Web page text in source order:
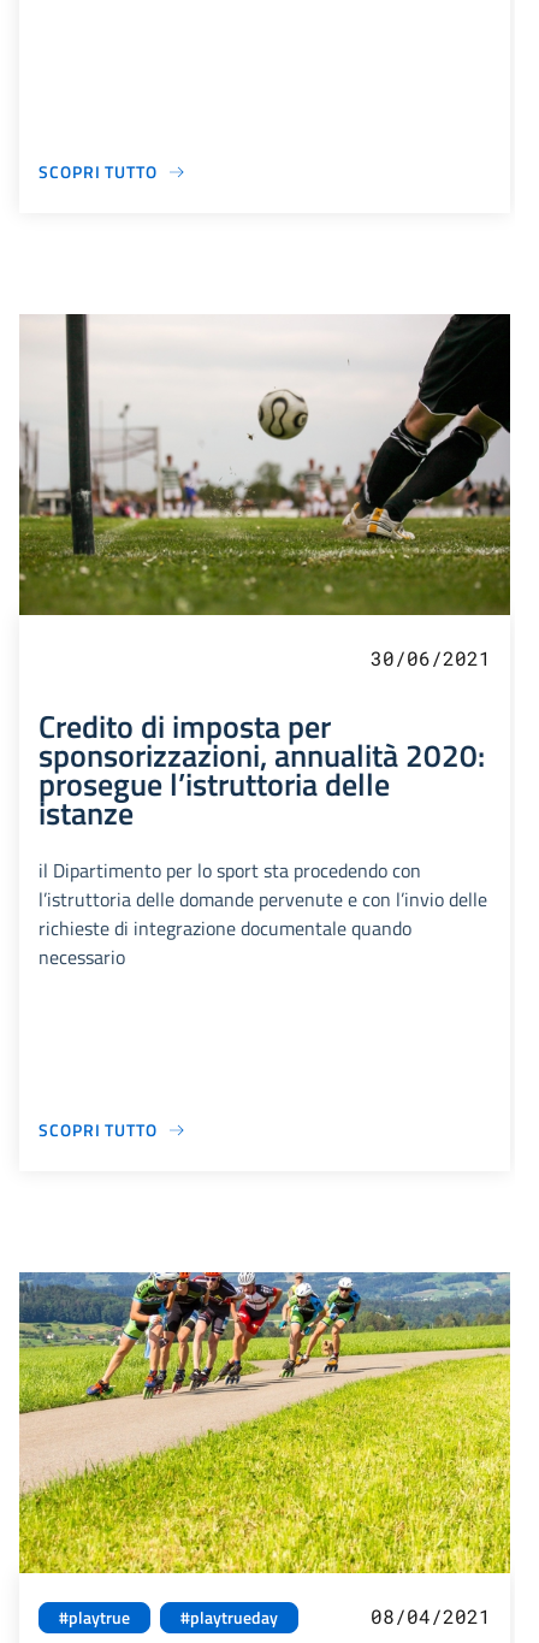
SCOPRI TUTTO
30/06/2021
Credito di imposta per
sponsorizzazioni, annualità 2020:
prosegue l’istruttoria delle
istanze
il Dipartimento per lo sport sta procedendo con
l’istruttoria delle domande pervenute e con l’invio delle
richieste di integrazione documentale quando
necessario
SCOPRI TUTTO
#playtrue #playtrueday 08/04/2021